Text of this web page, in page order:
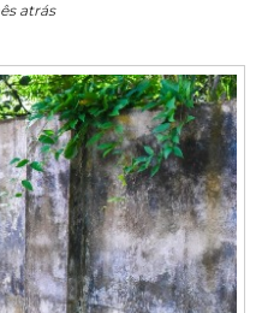
atrás